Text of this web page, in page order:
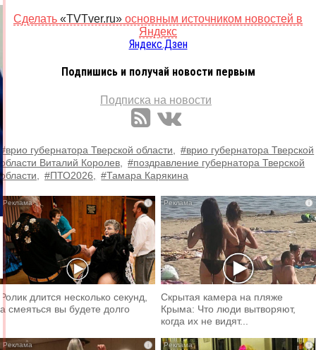
Сделать «TVTver.ru» основным источником новостей в
Яндекс
Яндекс.Дзен
Подпишись и получай новости первым
Подписка на новости
#врио губернатора Тверской области,
#врио губернатора Тверской
области Виталий Королев,
#поздравление губернатора Тверской
области,
#ПТО2026, #Тамара Карякина
i
Ролик длится несколько секунд,
а смеяться вы будете долго
i
Скрытая камера на пляже
Крыма: Что люди вытворяют,
когда их не видят...
i i